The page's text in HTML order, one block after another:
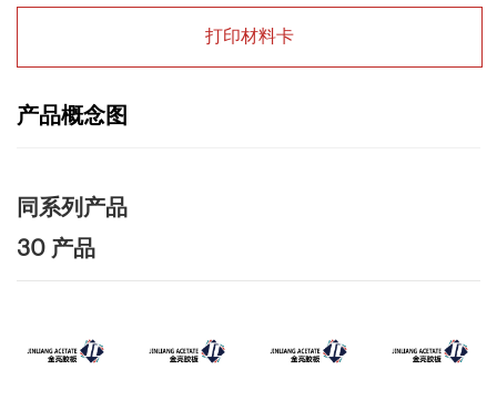
打印材料卡
产品概念图
同系列产品
30 产品